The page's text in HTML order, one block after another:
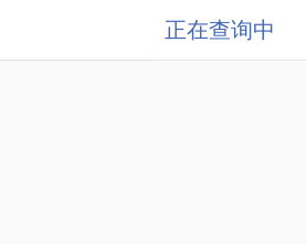
正在查询中